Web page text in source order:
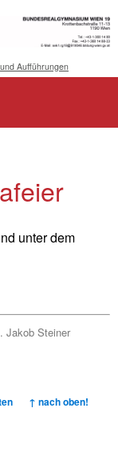
Aufführungen
unter dem
Jakob Steiner
↑ nach oben!